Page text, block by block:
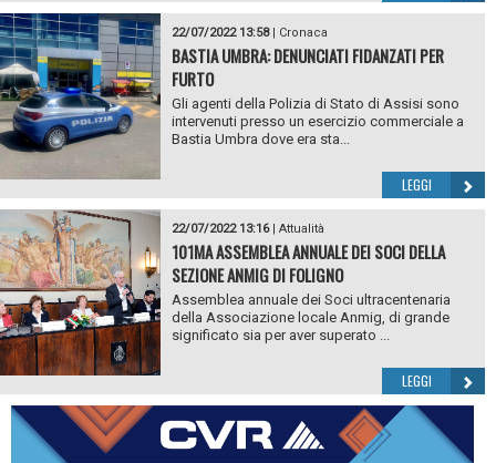
22/07/2022 13:58| Cronaca
BASTIA UMBRA: DENUNCIATI FIDANZATI PER
FURTO
Gli agenti della Polizia di Stato di Assisi sono
intervenuti presso un esercizio commerciale a
Bastia Umbra dove era sta...
LEGGI
22/07/2022 13:16| Attualità
101MA ASSEMBLEA ANNUALE DEI SOCI DELLA
SEZIONE ANMIG DI FOLIGNO
Assemblea annuale dei Soci ultracentenaria
della Associazione locale Anmig, di grande
significato sia per aver superato ...
LEGGI